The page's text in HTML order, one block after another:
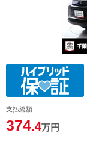
支払総額
374.4万円